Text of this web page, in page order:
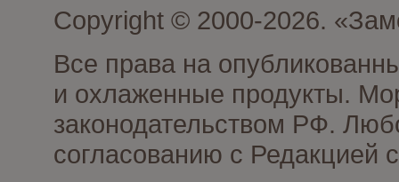
Copyright © 2000-2026.
Все права на
и охлаженные продукты.
законодательством РФ.
согласованию с Редакцией